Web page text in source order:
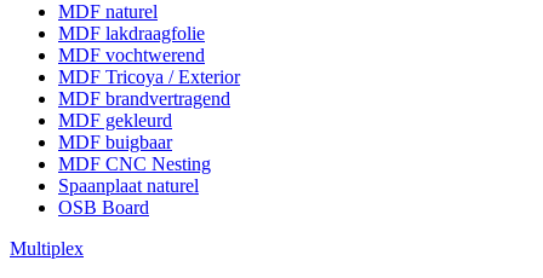
MDF naturel
MDF lakdraagfolie
MDF vochtwerend
MDF Tricoya / Exterior
MDF brandvertragend
MDF gekleurd
MDF buigbaar
MDF CNC Nesting
Spaanplaat naturel
OSB Board
Multiplex